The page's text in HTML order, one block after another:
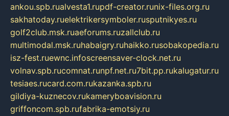
ankou.spb.rualvesta1.rupdf-creator.runix-files.org.ru
sakhatoday.ruelektrikersymboler.rusputnikyes.ru
golf2club.msk.ruaeforums.ruzallclub.ru
multimodal.msk.ruhabaigry.ruhaikko.rusobakopedia.ru
isz-fest.ruewnc.infoscreensaver-clock.net.ru
volnav.spb.rucomnat.runpf.net.ru7bit.pp.rukalugatur.ru
tesiaes.rucard.com.rukazanka.spb.ru
gildiya-kuznecov.rukameryboavision.ru
griffoncom.spb.rufabrika-emotsiy.ru